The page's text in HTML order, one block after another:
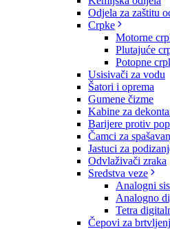
Odjela za zaštitu
Crpke
Motorne
Plutajuće
Potopne
Usisivači za vodu
Šatori i oprema
Gumene čizme
Kabine za
Barijere protiv
Čamci za
Jastuci za
Odvlaživači zraka
Sredstva veze
Analogni
Analogno
Tetra
Čepovi za